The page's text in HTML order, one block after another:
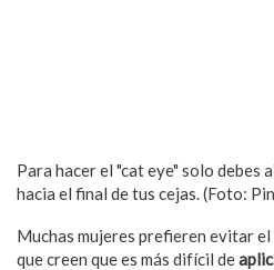
Para hacer el "cat eye" solo debes
hacia el final de tus cejas. (Foto:
Muchas mujeres prefieren evitar
que creen que es más difícil de